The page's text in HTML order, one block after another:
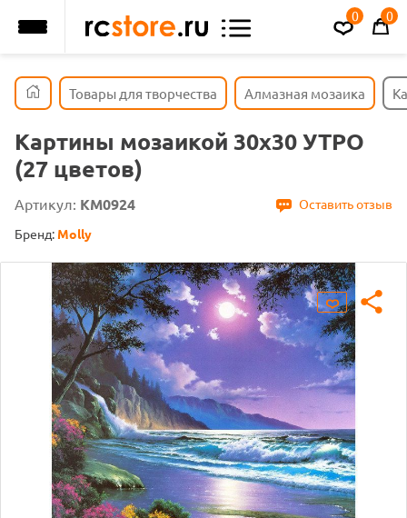
0 0
Товары для творчества Алмазная мозаика
Картины мозаикой 30х30 УТРО
(27 цветов)
Артикул: KM0924
Оставить отзыв
Бренд: Molly